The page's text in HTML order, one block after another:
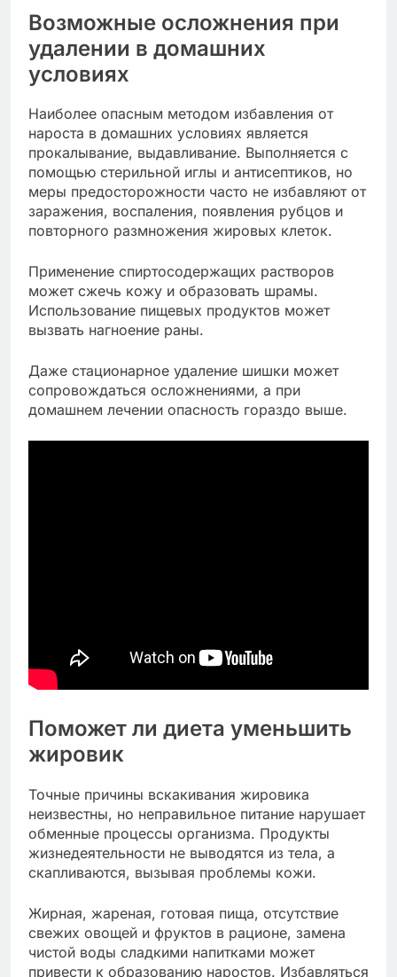
Возможные осложнения при
удалении в домашних
условиях
Наиболее опасным методом избавления от
нароста в домашних условиях является
прокалывание, выдавливание. Выполняется с
помощью стерильной иглы и антисептиков, но
меры предосторожности часто не избавляют от
заражения, воспаления, появления рубцов и
повторного размножения жировых клеток.
Применение спиртосодержащих растворов
может сжечь кожу и образовать шрамы.
Использование пищевых продуктов может
вызвать нагноение раны.
Даже стационарное удаление шишки может
сопровождаться осложнениями, а при
домашнем лечении опасность гораздо выше.
Поможет ли диета уменьшить
жировик
Точные причины вскакивания жировика
неизвестны, но неправильное питание нарушает
обменные процессы организма. Продукты
жизнедеятельности не выводятся из тела, а
скапливаются, вызывая проблемы кожи.
Жирная, жареная, готовая пища, отсутствие
свежих овощей и фруктов в рационе, замена
чистой воды сладкими напитками может
привести к образованию наростов. Избавляться